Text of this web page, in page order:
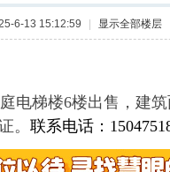
6-13 15:12:59 显示全部楼层
电梯楼6楼出售，建筑
。 联系电话：